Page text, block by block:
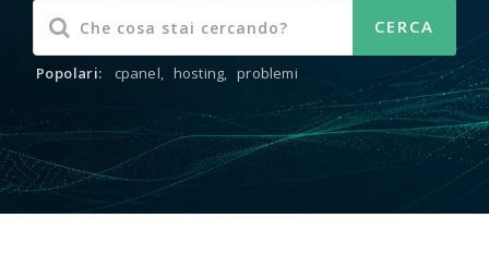
Popolari: cpanel, hosting, problemi